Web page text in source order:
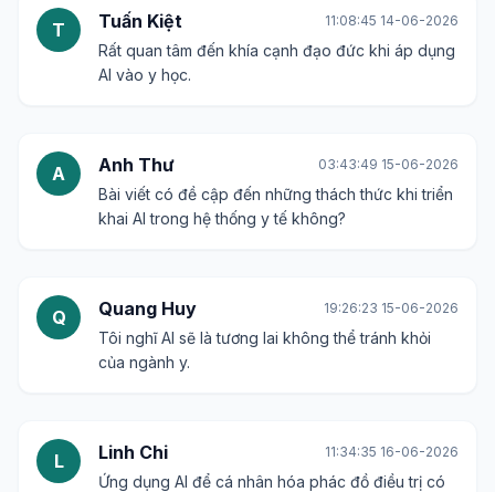
T Tuấn Kiệt 11:08:45 14-06-2026
Rất quan tâm đến khía cạnh đạo đức khi áp dụng
AI vào y học.
A Anh Thư 03:43:49 15-06-2026
Bài viết có đề cập đến những thách thức khi triển
khai AI trong hệ thống y tế không?
Q Quang Huy 19:26:23 15-06-2026
Tôi nghĩ AI sẽ là tương lai không thể tránh khỏi
của ngành y.
L Linh Chi 11:34:35 16-06-2026
Ứng dụng AI để cá nhân hóa phác đồ điều trị có